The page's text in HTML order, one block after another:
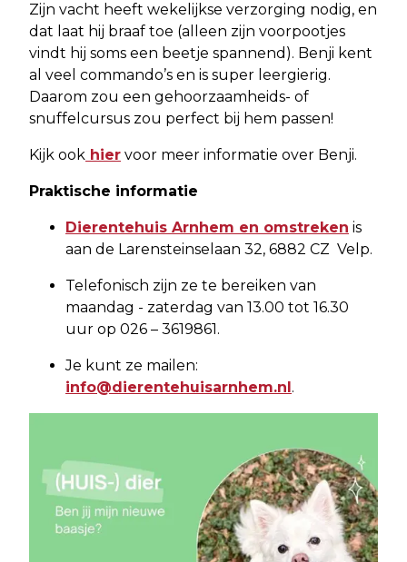
Zijn vacht heeft wekelijkse verzorging nodig, en
dat laat hij braaf toe (alleen zijn voorpootjes
vindt hij soms een beetje spannend). Benji kent
al veel commando’s en is super leergierig.
Daarom zou een gehoorzaamheids- of
snuffelcursus zou perfect bij hem passen!
Kijk ook hier voor meer informatie over Benji.
Praktische informatie
Dierentehuis Arnhem en omstreken is
aan de Larensteinselaan 32, 6882 CZ Velp.
Telefonisch zijn ze te bereiken van
maandag - zaterdag van 13.00 tot 16.30
uur op 026 – 3619861.
Je kunt ze mailen:
info@dierentehuisarnhem.nl.